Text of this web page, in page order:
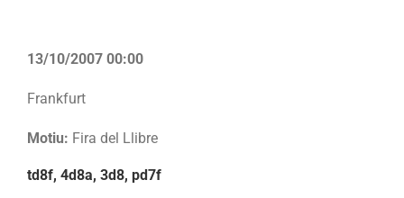
13/10/2007 00:00
Frankfurt
Motiu: Fira del Llibre
td8f, 4d8a, 3d8, pd7f